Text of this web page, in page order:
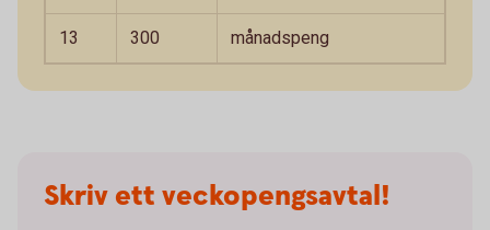
13 300 månadspeng
Skriv ett veckopengsavtal!